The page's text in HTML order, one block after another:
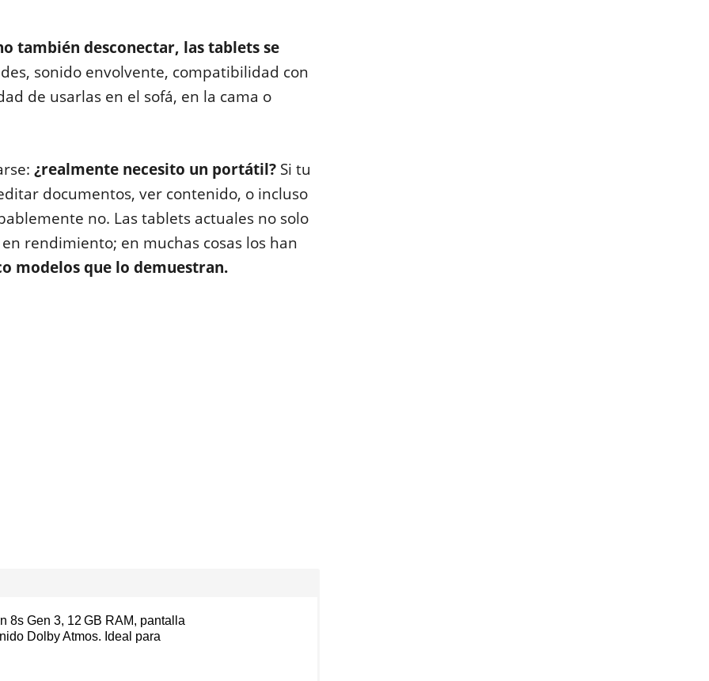
también desconectar, las tablets se
sonido envolvente, compatibilidad con
de usarlas en el sofá, en la cama o
¿realmente necesito un portátil?Si tu
documentos, ver contenido, o incluso
no. Las tablets actuales no solo
rendimiento; en muchas cosas los han
modelos que lo demuestran.
8s Gen 3, 12 GB RAM, pantalla
Dolby Atmos. Ideal para